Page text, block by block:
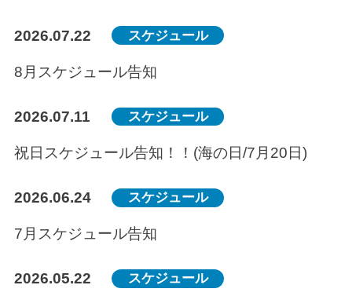
2026.07.22 スケジュール
8月スケジュール告知
2026.07.11 スケジュール
祝日スケジュール告知！！(海の日/7月20日)
2026.06.24 スケジュール
7月スケジュール告知
2026.05.22 スケジュール